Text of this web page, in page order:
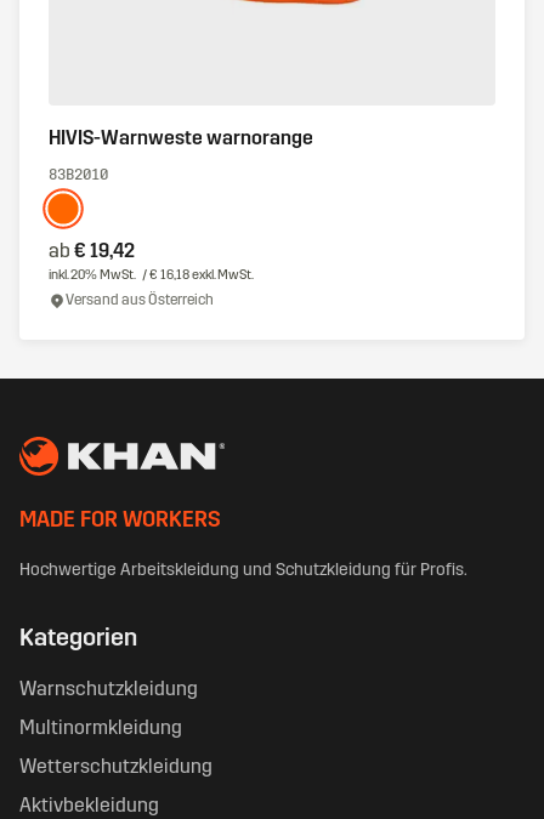
HIVIS-Warnweste warnorange
83B2010
ab € 19,42
inkl. 20% MwSt. / € 16,18 exkl. MwSt.
Versand aus Österreich
MADE FOR WORKERS
Hochwertige Arbeitskleidung und Schutzkleidung für Profis.
Kategorien
Warnschutzkleidung
Multinormkleidung
Wetterschutzkleidung
Aktivbekleidung